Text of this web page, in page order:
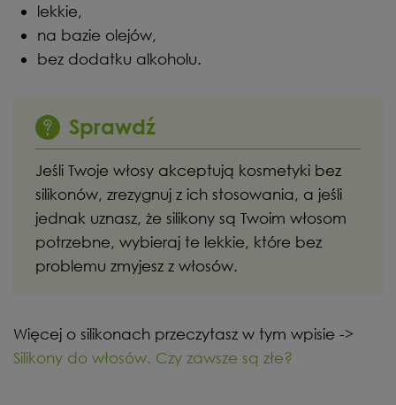
lekkie,
na bazie olejów,
bez dodatku alkoholu.
Sprawdź
Jeśli Twoje włosy akceptują kosmetyki bez
silikonów, zrezygnuj z ich stosowania, a jeśli
jednak uznasz, że silikony są Twoim włosom
potrzebne, wybieraj te lekkie, które bez
problemu zmyjesz z włosów.
Więcej o silikonach przeczytasz w tym wpisie ->
Silikony do włosów. Czy zawsze są złe?